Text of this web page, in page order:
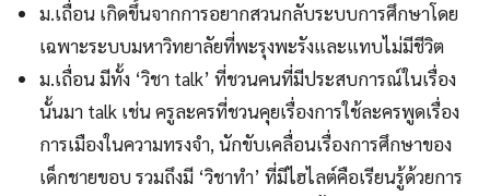
ม.เถื่อน เกิดขึ้นจากการอยากสวนกลับระบบการศึกษาโดย
เฉพาะระบบมหาวิทยาลัยที่พะรุงพะรังและแทบไม่มีชีวิต
ม.เถื่อน มีทั้ง ‘วิชา talk’ ที่ชวนคนที่มีประสบการณ์ในเรื่อง
นั้นมา talk เช่น ครูละครที่ชวนคุยเรื่องการใช้ละครพูดเรื่อง
การเมืองในความทรงจำ, นักขับเคลื่อนเรื่องการศึกษาของ
เด็กชายขอบ รวมถึงมี ‘วิชาทำ’ ที่มีไฮไลต์คือเรียนรู้ด้วยการ